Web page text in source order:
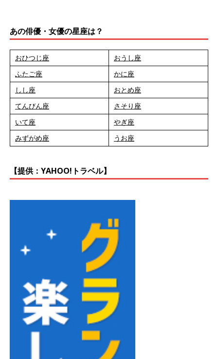
あの俳優・女優の星座は？
おひつじ座
おうし座
ふたご座
かに座
しし座
おとめ座
てんびん座
さそり座
いて座
やぎ座
みずがめ座
うお座
【提供：YAHOO!トラベル】